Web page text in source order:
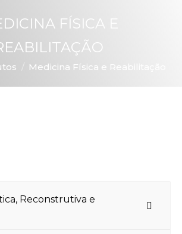
FÍSICA E
Medicina Física e Reabilitação
Reconstrutiva e